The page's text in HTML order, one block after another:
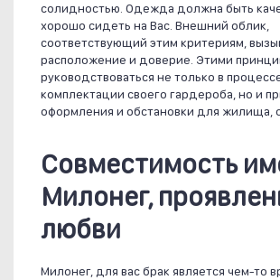
солидностью. Одежда должна быть
хорошо сидеть на Вас. Внешний облик,
соответствующий этим критериям,
расположение и доверие. Этими
руководствоваться не только в
комплектации своего гардероба, но и
оформления и обстановки для жилища,
Совместимость
Милонег,
любви
Милонег, для вас брак является чем-то